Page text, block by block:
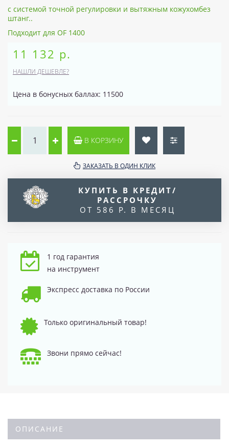
с системой точной регулировки и вытяжным кожухомбез
штанг..
Подходит для OF 1400
11 132 р.
НАШЛИ ДЕШЕВЛЕ?
Цена в бонусных баллах: 11500
В КОРЗИНУ
ЗАКАЗАТЬ В ОДИН КЛИК
КУПИТЬ В КРЕДИТ/
РАССРОЧКУ
ОТ 586 Р. В МЕСЯЦ
1 год гарантия
на инструмент
Экспресс доставка по России
Только оригинальный товар!
Звони прямо сейчас!
ОПИСАНИЕ